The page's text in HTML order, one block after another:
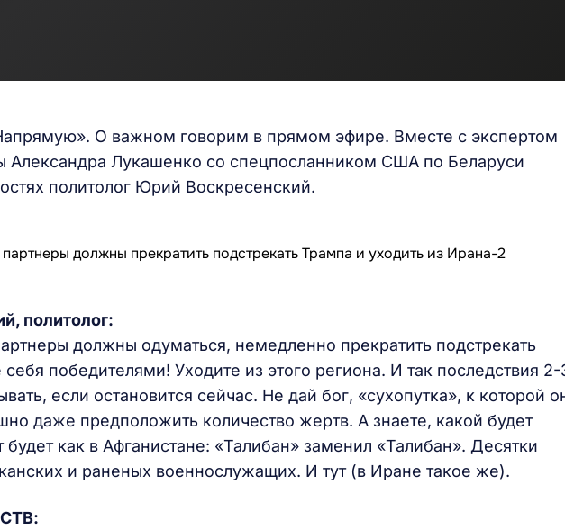
О важном говорим в прямом эфире. Вместе с экспертом
Александра Лукашенко со спецпосланником США по Беларуси
политолог Юрий Воскресенский.
политолог:
должны одуматься, немедленно прекратить подстрекать
победителями! Уходите из этого региона. И так последствия 2-
если остановится сейчас. Не дай бог, «сухопутка», к которой
даже предположить количество жертв. А знаете, какой будет
будет как в Афганистане: «Талибан» заменил «Талибан». Десятки
и раненых военнослужащих. И тут (в Иране такое же).
СТВ: